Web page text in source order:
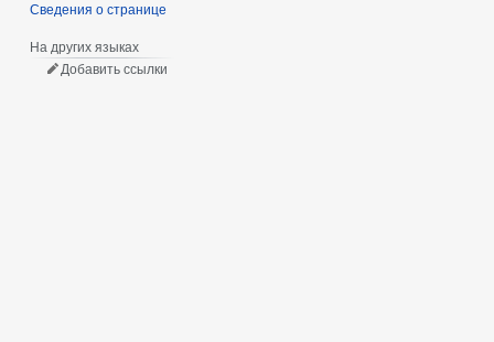
Сведения о странице
На других языках
Добавить ссылки